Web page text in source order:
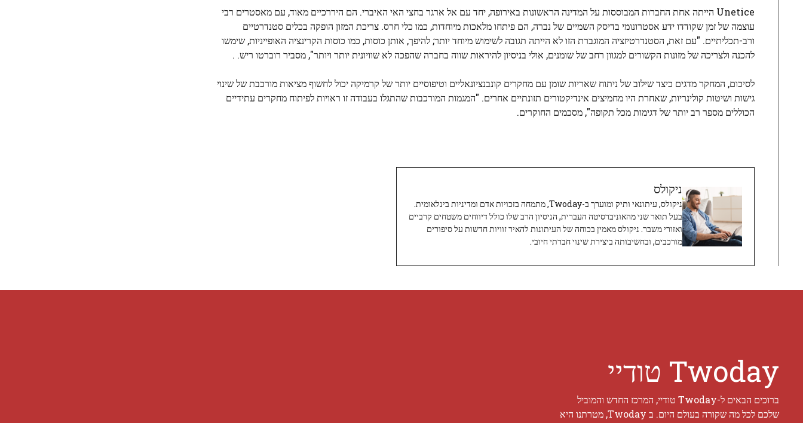
Unetice הייתה אחת החברות המבוססות על המדינה הראשונות באירופה, יחד עם אל ארגר בחצי האי האיברי. הם היררכיים מאוד, עם מאסטרים רבי
עוצמה של זמן שקודדו ידע אסטרונומי בדיסק השמיים של נברה, הם פיתחו מלאכות מיוחדות, כמו כלי חרס. צריכת המזון הופקה בכלים סטנדרטיים
ורב-תכליתיים. "עם זאת, הסטנדרטיזציה המוגברת הזו לא הייתה תגובה לשימוש מיוחד יותר; להיפך, אותן כוסות, כמו כוסות הקרינציה האופייניות, שימשו
להכנה ולצריכה של מזונות הקשורים למגוון רחב של שומנים, אולי בניסיון להיראות שווה בחברה שהפכה לא שוויונית יותר ויותר", מסביר רוברטו ריש. .
לסיכום, המחקר מדגים כיצד שילוב של ניתוח שאריות שומן עם מחקרים קונבנציונאליים וטיפוסיים יותר של קרמיקה יכול לחשוף מציאות מורכבת של שינוי
גישות ושיטות קולינריות, שאחרת היו מחמיצים אינדיקטורים תזונתיים אחרים. "המגמות המורכבות שהתגלו בעבודה זו ראויות לפיתוח מחקרים עתידיים
הכוללים מספר רב יותר של דגימות מכל תקופה", מסכמים החוקרים.
ניקולס
ניקולס, עיתונאי ותיק ומוערך ב-Twoday, מתמחה בזכויות אדם ומדיניות בינלאומית.
בעל תואר שני מהאוניברסיטה העברית, הניסיון הרב שלו כולל דיווחים משטחים קרביים
ואזורי משבר. ניקולס מאמין בכוחה של העיתונות להאיר זוויות חדשות על סיפורים
מורכבים, ובחשיבותה ביצירת שינוי חברתי חיובי.
Twoday טודיי
ברוכים הבאים ל-Twoday טודיי, המרכז החדש והמוביל
שלכם לכל מה שקורה בעולם היום. ב Twoday, מטרתנו היא